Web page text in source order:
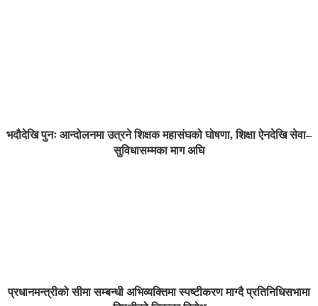
भदौदेखि पुनः आन्दोलनमा उत्रने शिक्षक महासंघको घोषणा, शिक्षा ऐनदेखि सेवा–
सुविधासम्मका माग अघि
प्रधानमन्त्रीको सीमा सम्बन्धी अभिव्यक्तिमा स्पष्टीकरण माग्दै प्रतिनिधिसभामा